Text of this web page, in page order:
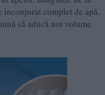
complet de apă,
să aducă noi volume